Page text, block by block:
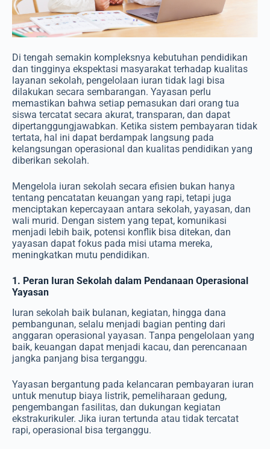
Di tengah semakin kompleksnya kebutuhan pendidikan
dan tingginya ekspektasi masyarakat terhadap kualitas
layanan sekolah, pengelolaan iuran tidak lagi bisa
dilakukan secara sembarangan. Yayasan perlu
memastikan bahwa setiap pemasukan dari orang tua
siswa tercatat secara akurat, transparan, dan dapat
dipertanggungjawabkan. Ketika sistem pembayaran tidak
tertata, hal ini dapat berdampak langsung pada
kelangsungan operasional dan kualitas pendidikan yang
diberikan sekolah.
Mengelola iuran sekolah secara efisien bukan hanya
tentang pencatatan keuangan yang rapi, tetapi juga
menciptakan kepercayaan antara sekolah, yayasan, dan
wali murid. Dengan sistem yang tepat, komunikasi
menjadi lebih baik, potensi konflik bisa ditekan, dan
yayasan dapat fokus pada misi utama mereka,
meningkatkan mutu pendidikan.
1. Peran Iuran Sekolah dalam Pendanaan Operasional
Yayasan
Iuran sekolah baik bulanan, kegiatan, hingga dana
pembangunan, selalu menjadi bagian penting dari
anggaran operasional yayasan. Tanpa pengelolaan yang
baik, keuangan dapat menjadi kacau, dan perencanaan
jangka panjang bisa terganggu.
Yayasan bergantung pada kelancaran pembayaran iuran
untuk menutup biaya listrik, pemeliharaan gedung,
pengembangan fasilitas, dan dukungan kegiatan
ekstrakurikuler. Jika iuran tertunda atau tidak tercatat
rapi, operasional bisa terganggu.